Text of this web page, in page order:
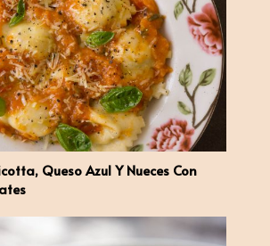
Queso Azul Y Nueces Con